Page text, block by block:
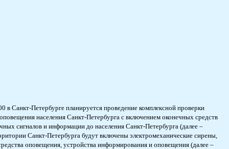
в Санкт-Петербурге планируется проведение комплексной проверки
населения Санкт-Петербурга с включением оконечных средств
сигналов и информации до населения Санкт-Петербурга (далее –
Санкт-Петербурга будут включены электромеханические сирены,
оповещения, устройства информирования и оповещения (далее –